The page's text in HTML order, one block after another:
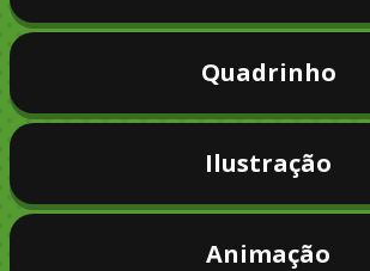
Quadrinho
Ilustração
Animação